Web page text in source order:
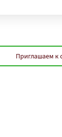
Приглашаем к